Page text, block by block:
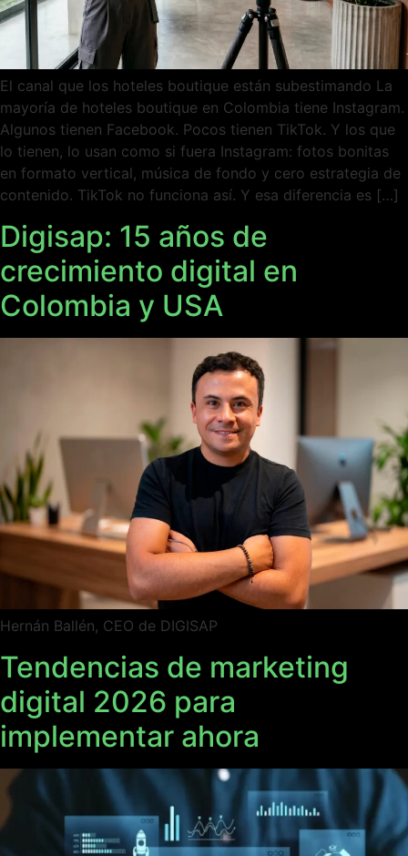
El canal que los hoteles boutique están subestimando La
mayoría de hoteles boutique en Colombia tiene Instagram.
Algunos tienen Facebook. Pocos tienen TikTok. Y los que
lo tienen, lo usan como si fuera Instagram: fotos bonitas
en formato vertical, música de fondo y cero estrategia de
contenido. TikTok no funciona así. Y esa diferencia es […]
Digisap: 15 años de
crecimiento digital en
Colombia y USA
Hernán Ballén, CEO de DIGISAP
Tendencias de marketing
digital 2026 para
implementar ahora